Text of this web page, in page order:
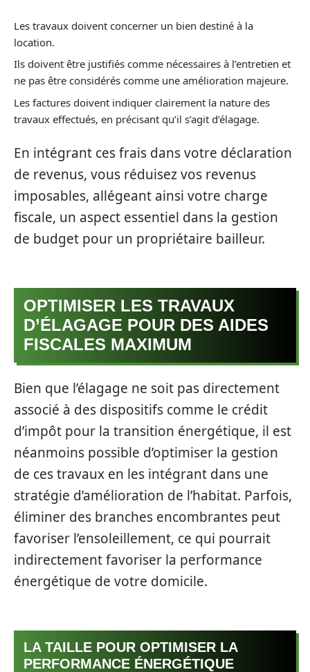
Les travaux doivent concerner un bien destiné à la
location.
Ils doivent être justifiés comme nécessaires à l’entretien et
ne pas être considérés comme une amélioration majeure.
Les factures doivent indiquer clairement la nature des
travaux effectués, en précisant qu’il s’agit d’élagage.
En intégrant ces frais dans votre déclaration
de revenus, vous réduisez vos revenus
imposables, allégeant ainsi votre charge
fiscale, un aspect essentiel dans la gestion
de budget pour un propriétaire bailleur.
OPTIMISER LES TRAVAUX
D’ÉLAGAGE POUR DES AIDES
FISCALES MAXIMUM
Bien que l’élagage ne soit pas directement
associé à des dispositifs comme le crédit
d’impôt pour la transition énergétique, il est
néanmoins possible d’optimiser la gestion
de ces travaux en les intégrant dans une
stratégie d’amélioration de l’habitat. Parfois,
éliminer des branches encombrantes peut
favoriser l’ensoleillement, ce qui pourrait
indirectement favoriser la performance
énergétique de votre domicile.
LA TAILLE POUR OPTIMISER LA
PERFORMANCE ÉNERGÉTIQUE